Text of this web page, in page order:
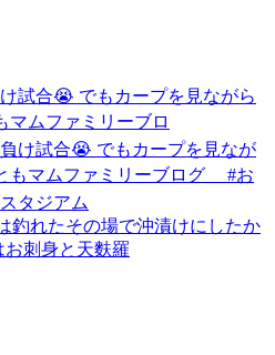
試合😭 でもカープを見ながら
マムファミリーブロ
釣れたその場で沖漬けにしたか
刺身と天麩羅